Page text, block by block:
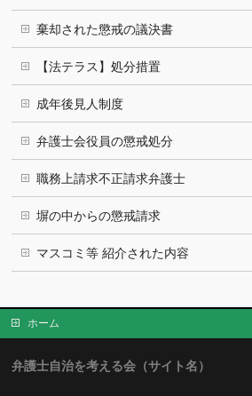
棄却された懲戒の議決書
【法テラス】処分措置
成年後見人制度
弁護士会役員の懲戒処分
職務上請求不正請求弁護士
塀の中からの懲戒請求
マスコミ等 紹介された内容
ホーム
弁護士自治を考える会（サイト名）